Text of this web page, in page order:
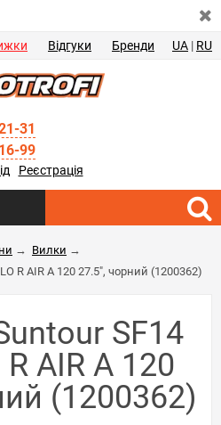
Відгуки Бренди UA | RU
31
99
Реєстрація
→ Вилки →
R AIR A 120 27.5", чорний (1200362)
SF14
R AIR A 120
(1200362)